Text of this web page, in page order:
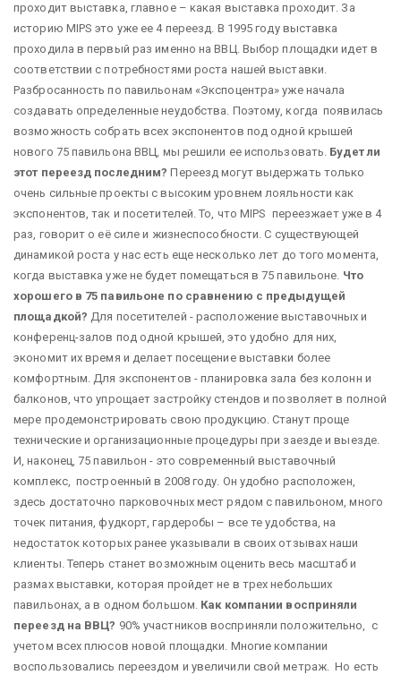
проходит выставка, главное – какая выставка проходит. За
историю MIPS это уже ее 4 переезд. В 1995 году выставка
проходила в первый раз именно на ВВЦ. Выбор площадки идет в
соответствии с потребностями роста нашей выставки.
Разбросанность по павильонам «Экспоцентра» уже начала
создавать определенные неудобства. Поэтому, когда появилась
возможность собрать всех экспонентов под одной крышей
нового 75 павильона ВВЦ, мы решили ее использовать. Будет ли
этот переезд последним? Переезд могут выдержать только
очень сильные проекты с высоким уровнем лояльности как
экспонентов, так и посетителей. То, что MIPS переезжает уже в 4
раз, говорит о её силе и жизнеспособности. С существующей
динамикой роста у нас есть еще несколько лет до того момента,
когда выставка уже не будет помещаться в 75 павильоне. Что
хорошего в 75 павильоне по сравнению с предыдущей
площадкой? Для посетителей - расположение выставочных и
конференц-залов под одной крышей, это удобно для них,
экономит их время и делает посещение выставки более
комфортным. Для экспонентов - планировка зала без колонн и
балконов, что упрощает застройку стендов и позволяет в полной
мере продемонстрировать свою продукцию. Станут проще
технические и организационные процедуры при заезде и выезде.
И, наконец, 75 павильон - это современный выставочный
комплекс, построенный в 2008 году. Он удобно расположен,
здесь достаточно парковочных мест рядом с павильоном, много
точек питания, фудкорт, гардеробы – все те удобства, на
недостаток которых ранее указывали в своих отзывах наши
клиенты. Теперь станет возможным оценить весь масштаб и
размах выставки, которая пройдет не в трех небольших
павильонах, а в одном большом. Как компании восприняли
переезд на ВВЦ? 90% участников восприняли положительно, с
учетом всех плюсов новой площадки. Многие компании
воспользовались переездом и увеличили свой метраж. Но есть